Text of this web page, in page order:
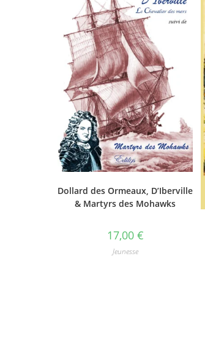
Dollard des Ormeaux, D’Iberville
& Martyrs des Mohawks
17,00 €
Jeunesse